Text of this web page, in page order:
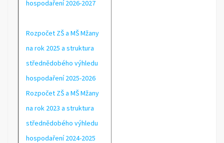
hospodaření 2026-2027
Rozpočet ZŠ a MŠ Mžany
na rok 2025 a struktura
střednědobého výhledu
hospodaření 2025-2026
Rozpočet ZŠ a MŠ Mžany
na rok 2023 a struktura
střednědobého výhledu
hospodaření 2024-2025